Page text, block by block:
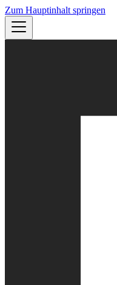
Zum Hauptinhalt springen